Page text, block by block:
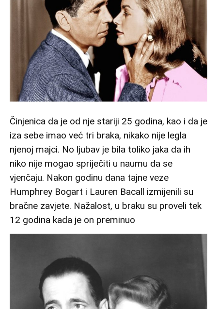
Činjenica da je od nje stariji 25 godina, kao i da je
iza sebe imao već tri braka, nikako nije legla
njenoj majci. No ljubav je bila toliko jaka da ih
niko nije mogao spriječiti u naumu da se
vjenčaju. Nakon godinu dana tajne veze
Humphrey Bogart i Lauren Bacall izmijenili su
bračne zavjete. Nažalost, u braku su proveli tek
12 godina kada je on preminuo